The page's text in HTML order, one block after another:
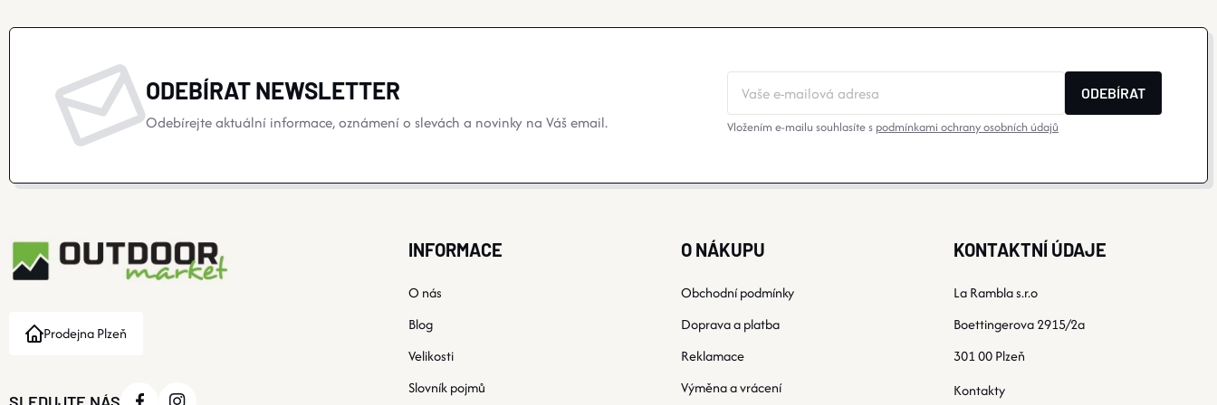
ODEBÍRAT NEWSLETTER
Odebírejte aktuální informace, oznámení o slevách a novinky na Váš email.
ODEBÍRAT
Vložením e-mailu souhlasíte s podmínkami ochrany osobních údajů
Prodejna Plzeň
INFORMACE
O nás
Blog
Velikosti
Slovník pojmů
O NÁKUPU
Obchodní podmínky
Doprava a platba
Reklamace
Výměna a vrácení
KONTAKTNÍ ÚDAJE
La Rambla s.r.o
Boettingerova 2915/2a
301 00 Plzeň
Kontakty